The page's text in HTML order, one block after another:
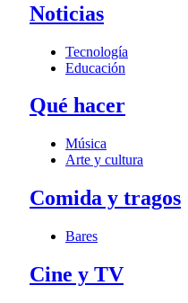
Noticias
Tecnología
Educación
Qué hacer
Música
Arte y cultura
Comida y tragos
Bares
Cine y TV